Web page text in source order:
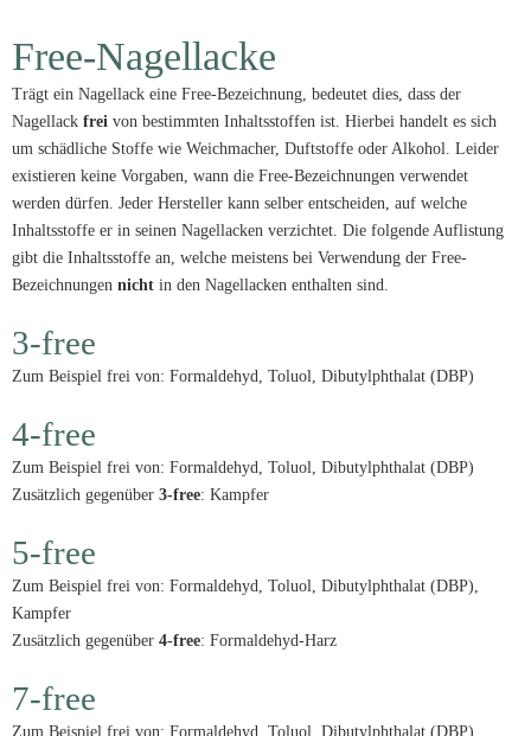
Free-Nagellacke
Trägt ein Nagellack eine Free-Bezeichnung, bedeutet dies, dass der
Nagellack frei von bestimmten Inhaltsstoffen ist. Hierbei handelt es sich
um schädliche Stoffe wie Weichmacher, Duftstoffe oder Alkohol. Leider
existieren keine Vorgaben, wann die Free-Bezeichnungen verwendet
werden dürfen. Jeder Hersteller kann selber entscheiden, auf welche
Inhaltsstoffe er in seinen Nagellacken verzichtet. Die folgende Auflistung
gibt die Inhaltsstoffe an, welche meistens bei Verwendung der Free-
Bezeichnungen nicht in den Nagellacken enthalten sind.
3-free
Zum Beispiel frei von: Formaldehyd, Toluol, Dibutylphthalat (DBP)
4-free
Zum Beispiel frei von: Formaldehyd, Toluol, Dibutylphthalat (DBP)
Zusätzlich gegenüber 3-free: Kampfer
5-free
Zum Beispiel frei von: Formaldehyd, Toluol, Dibutylphthalat (DBP),
Kampfer
Zusätzlich gegenüber 4-free: Formaldehyd-Harz
7-free
Zum Beispiel frei von: Formaldehyd, Toluol, Dibutylphthalat (DBP),